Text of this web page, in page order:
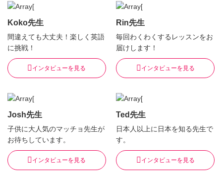
Koko先生
間違えても大丈夫！楽しく英語
に挑戦！
インタビューを見る
Rin先生
毎回わくわくするレッスンをお
届けします！
インタビューを見る
Josh先生
子供に大人気のマッチョ先生が
お待ちしています。
インタビューを見る
Ted先生
日本人以上に日本を知る先生で
す。
インタビューを見る